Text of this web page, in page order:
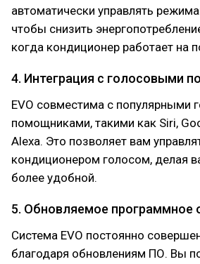
автоматически управлять
чтобы снизить
когда кондиционер работает на
4. Интеграция с голосовыми
EVO совместима с популярными
помощниками, такими как Siri,
Alexa. Это позволяет вам
кондиционером голосом, делая
более удобной.
5. Обновляемое программное
Система EVO постоянно
благодаря обновлениям ПО. Вы